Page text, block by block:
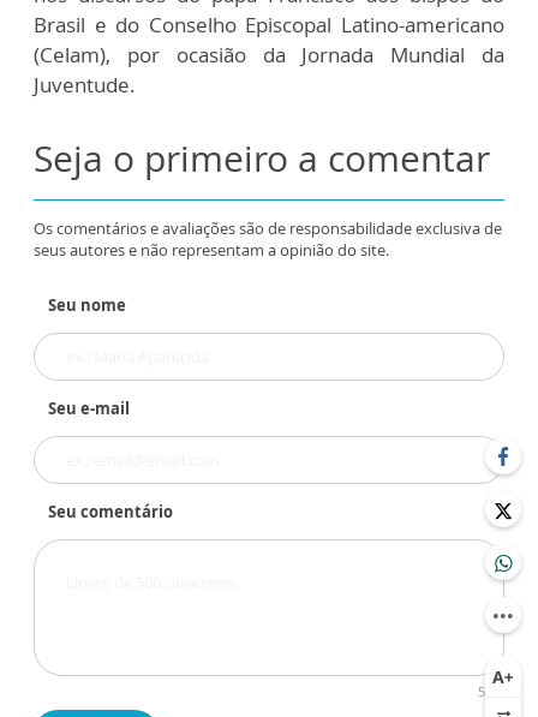
Brasil e do Conselho Episcopal Latino-americano
(Celam), por ocasião da Jornada Mundial da
Juventude.
Seja o primeiro a comentar
Os comentários e avaliações são de responsabilidade exclusiva de
seus autores e não representam a opinião do site.
Seu nome
Seu e-mail
Seu comentário
500